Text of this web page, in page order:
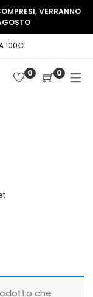
VERRANNO
100€
0 0
che